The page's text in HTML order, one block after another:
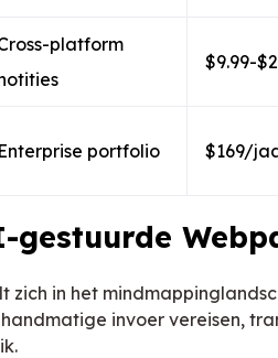
platform
$9.99-
Enterprise portfolio $169/
gestuurde
zich in het
invoer vereisen,